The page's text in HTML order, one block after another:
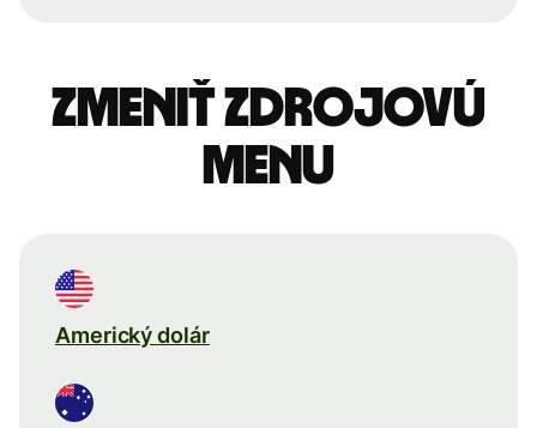
Zmeniť zdrojovú
menu
Americký dolár